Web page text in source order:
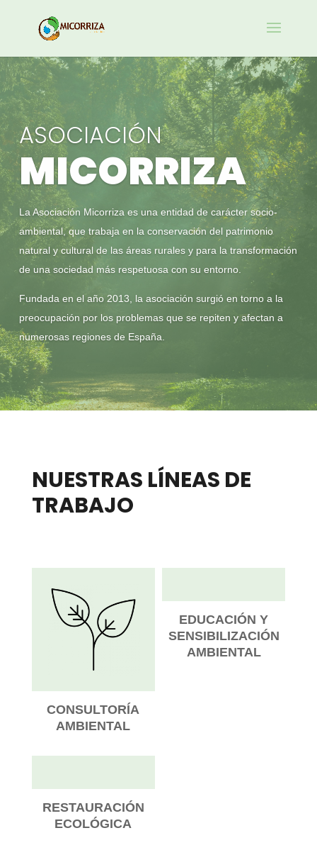
ASOCIACIÓN
MICORRIZA
La Asociación Micorriza es una entidad de carácter socio-
ambiental, que trabaja en la conservación del patrimonio
natural y cultural de las áreas rurales y para la transformación
de una sociedad más respetuosa con su entorno.
Fundada en el año 2013, la asociación surgió en torno a la
preocupación por los problemas que se repiten y afectan a
numerosas regiones de España.
NUESTRAS LÍNEAS DE
TRABAJO
CONSULTORÍA
AMBIENTAL
EDUCACIÓN Y
SENSIBILIZACIÓN
AMBIENTAL
RESTAURACIÓN
ECOLÓGICA